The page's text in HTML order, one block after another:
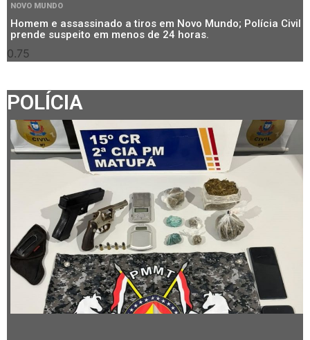
NOVO MUNDO
Homem e assassinado a tiros em Novo Mundo; Polícia Civil
prende suspeito em menos de 24 horas.
POLÍCIA